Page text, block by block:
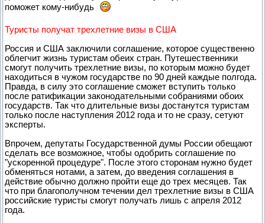
поможет кому-нибудь
Туристы получат трехлетние визы в США
Россия и США заключили соглашение, которое существенно
облегчит жизнь туристам обеих стран. Путешественники
смогут получить трехлетние визы, по которым можно будет
находиться в чужом государстве по 90 дней каждые полгода.
Правда, в силу это соглашение сможет вступить только
после ратификации законодательными собраниями обоих
государств. Так что длительные визы достанутся туристам
только после наступления 2012 года и то не сразу, сетуют
эксперты.
Впрочем, депутаты Государственной думы России обещают
сделать все возможное, чтобы одобрить соглашение по
"ускоренной процедуре". После этого сторонам нужно будет
обменяться нотами, а затем, до введения соглашения в
действие обычно должно пройти еще до трех месяцев. Так
что при благополучном течении дел трехлетние визы в США
российские туристы смогут получать лишь с апреля 2012
года.